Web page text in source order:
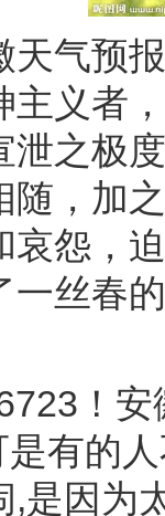
天气预
主义者
泄之极
随，加
哀怨，
一丝春
！
有的
,是因为